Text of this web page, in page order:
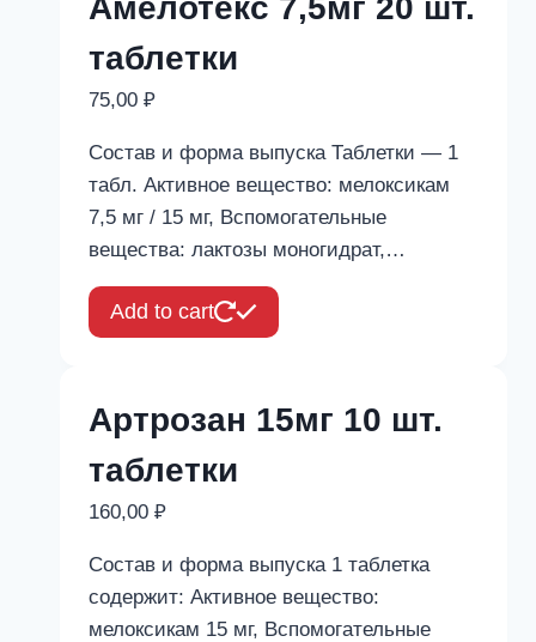
Амелотекс 7,5мг 20 шт.
таблетки
75,00 ₽
Состав и форма выпуска Таблетки — 1
табл. Активное вещество: мелоксикам
7,5 мг / 15 мг, Вспомогательные
вещества: лактозы моногидрат,…
Add to cart
Артрозан 15мг 10 шт.
таблетки
160,00 ₽
Состав и форма выпуска 1 таблетка
содержит: Активное вещество:
мелоксикам 15 мг, Вспомогательные